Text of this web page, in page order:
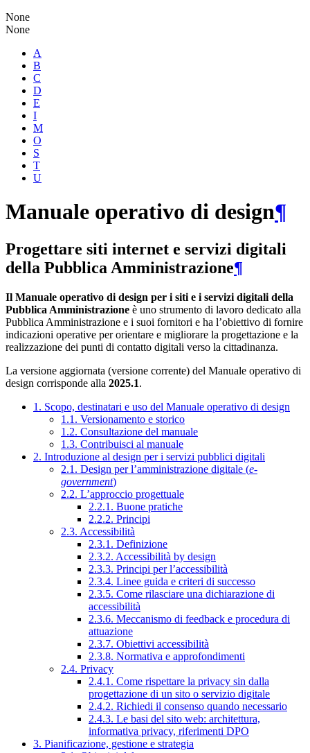
None
None
A
B
C
D
E
I
M
O
S
T
U
Manuale operativo di design¶
Progettare siti internet e servizi digitali
della Pubblica Amministrazione¶
Il Manuale operativo di design per i siti e i servizi digitali della
Pubblica Amministrazione è uno strumento di lavoro dedicato alla
Pubblica Amministrazione e i suoi fornitori e ha l’obiettivo di fornire
indicazioni operative per orientare e migliorare la progettazione e la
realizzazione dei punti di contatto digitali verso la cittadinanza.
La versione aggiornata (versione corrente) del Manuale operativo di
design corrisponde alla 2025.1.
1. Scopo, destinatari e uso del Manuale operativo di design
1.1. Versionamento e storico
1.2. Consultazione del manuale
1.3. Contribuisci al manuale
2. Introduzione al design per i servizi pubblici digitali
2.1. Design per l’amministrazione digitale (e-
government)
2.2. L’approccio progettuale
2.2.1. Buone pratiche
2.2.2. Principi
2.3. Accessibilità
2.3.1. Definizione
2.3.2. Accessibilità by design
2.3.3. Principi per l’accessibilità
2.3.4. Linee guida e criteri di successo
2.3.5. Come rilasciare una dichiarazione di
accessibilità
2.3.6. Meccanismo di feedback e procedura di
attuazione
2.3.7. Obiettivi accessibilità
2.3.8. Normativa e approfondimenti
2.4. Privacy
2.4.1. Come rispettare la privacy sin dalla
progettazione di un sito o servizio digitale
2.4.2. Richiedi il consenso quando necessario
2.4.3. Le basi del sito web: architettura,
informativa privacy, riferimenti DPO
3. Pianificazione, gestione e strategia